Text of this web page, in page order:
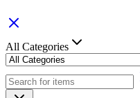
All Categories